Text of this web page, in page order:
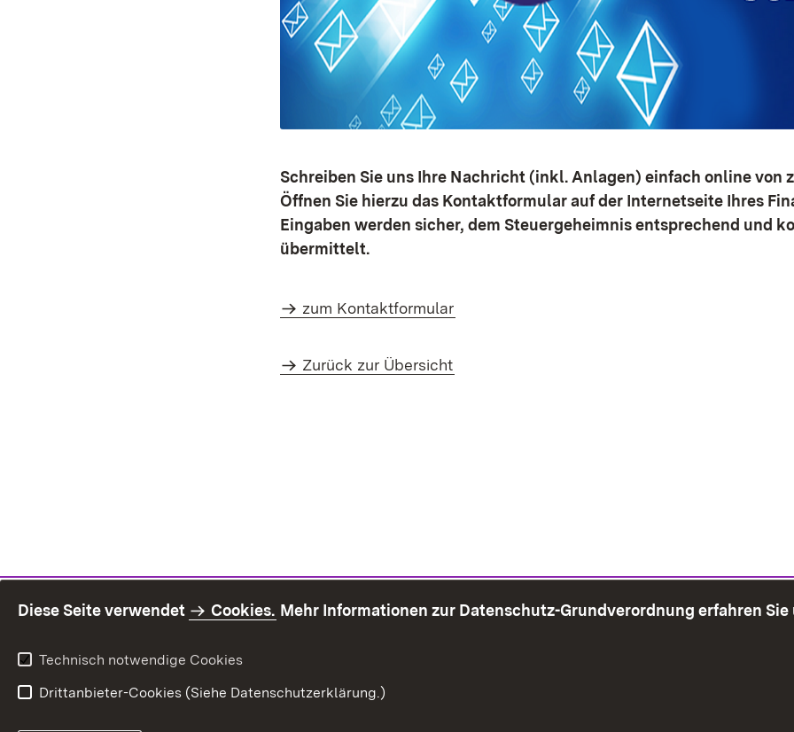
Schreiben Sie uns Ihre Nachricht (inkl. Anlagen) einfach online von
Öffnen Sie hierzu das Kontaktformular auf der Internetseite Ihres
Eingaben werden sicher, dem Steuergeheimnis entsprechend und
übermittelt.
zum Kontaktformular
Zurück zur Übersicht
Diese Seite verwendet Cookies. Mehr Informationen zur Datenschutz-Grundverordnung erfahren Sie
Technisch notwendige Cookies
Drittanbieter-Cookies (Siehe Datenschutzerklärung.)